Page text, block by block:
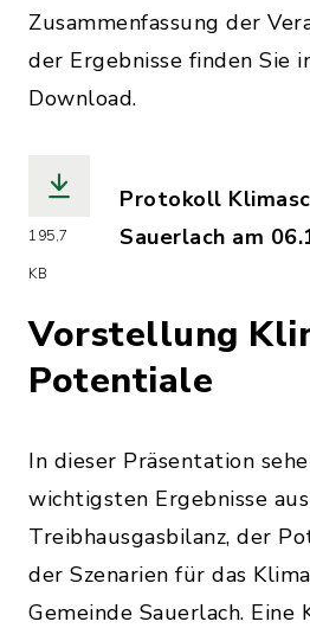
Zusammenfassung der
der Ergebnisse finden Sie
Download.
195,7
KB
Protokoll
Sauerlach am
Vorstellung
Potentiale
In dieser Präsentation
wichtigsten Ergebnisse
Treibhausgasbilanz, der
der Szenarien für das
Gemeinde Sauerlach. Eine